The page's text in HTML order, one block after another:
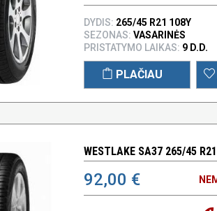
DYDIS: 265/45 R21 108Y
SEZONAS: VASARINĖS
PRISTATYMO LAIKAS: 9 D.D.
PLAČIAU
WESTLAKE SA37 265/45
92,00 €